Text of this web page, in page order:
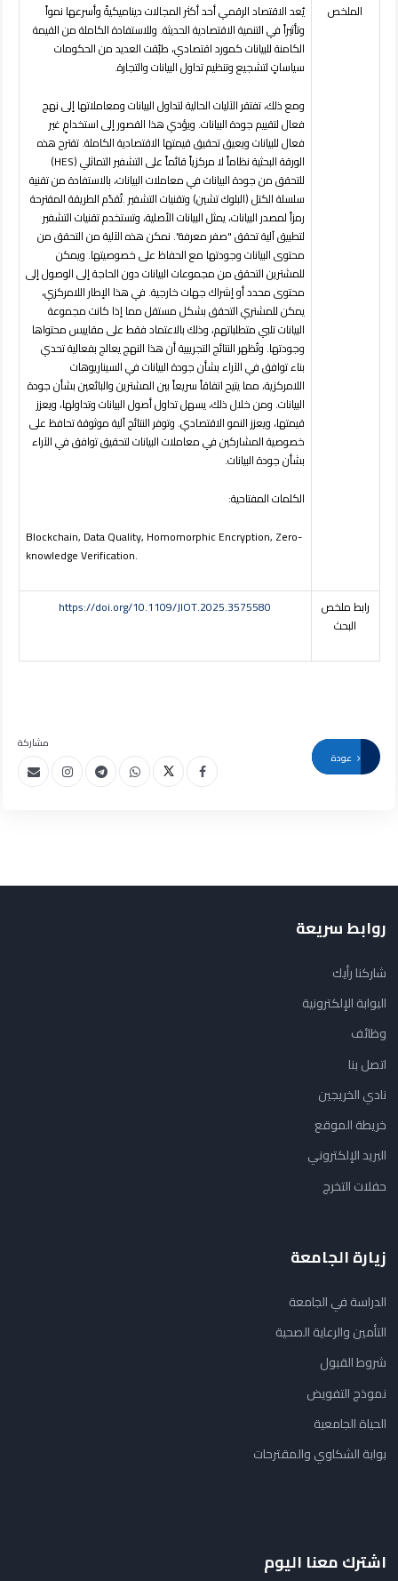
الملخص يُعدالاقتصادالرقميأحدأكثرالمجالاتديناميكيةًوأسرعها نمواً
وتأثيراًفيالتنميةالاقتصاديةالحديثة. وللاستفادةالكاملة منالقيمة
الكامنةللبياناتكمورداقتصادي،طبّقتالعديدمنالحكومات
سياساتٍلتشجيعوتنظيمتداولالبياناتوالتجارة.
ومعذلك،تفتقرالآلياتالحاليةلتداولالبياناتومعاملاتهاإلى نهج
فعال لتقييم جودة البيانات. ويؤدي هذا القصور إلى استخدامٍغير
فعالللبياناتويعيقتحقيققيمتها الاقتصاديةالكاملة.تقترحهذه
الورقةالبحثيةنظاماًلا مركزياً قائماً على التشفير التماثلي(HES)
للتحققمنجودةالبياناتفيمعاملاتالبيانات،بالاستفادةمنتقنية
سلسلةالكتل)البلوكتشين( وتقنياتالتشفير.تُقدّمالطريقةالمقترحة
رمزاً لمصدر البيانات، يمثل البيانات الأصلية، وتستخدم تقنيات التشفير
لتطبيق آلية تحقق "صفر معرفة". نمكن هذه الآلية من التحقق من
محتوى البيانات وجودتها مع الحفاظ على خصوصيتها. ويمكن
للمشترين التحقق من مجموعات البيانات دون الحاجة إلى الوصول إلى
محتوى محدد أو إشراك جهات خارجية. في هذا الإطار اللامركزي،
يمكن للمشتري التحقق بشكل مستقل مما إذا كانت مجموعة
البيانات تلبي متطلباتهم، وذلك بالاعتماد فقط على مقاييس محتواها
وجودتها. وتُظهر النتائج التجريبية أن هذا النهج يعالج بفعالية تحدي
بناء توافق في الآراء بشأن جودة البيانات في السيناريوهات
اللامركزية، مما يتيح اتفاقاً سريعاً بين المشترين والبائعين بشأن جودة
البيانات. ومن خلال ذلك، يسهل تداول أصول البيانات وتداولها، ويعزز
قيمتها، ويعزز النمو الاقتصادي. وتوفر النتائج آلية موثوقة تحافظ على
خصوصية المشاركين في معاملات البيانات لتحقيق توافق في الآراء
بشأن جودة البيانات.
الكلماتالمفتاحية:
Blockchain, Data Quality, Homomorphic Encryption, Zero-
knowledge Verification.
رابط ملخص
البحث
https://doi.org/10.1109/JIOT.2025.3575580
مشاركة
روابط سريعة
شاركنا رأيك
البوابة الإلكترونية
وظائف
اتصل بنا
نادي الخريجين
خريطة الموقع
البريد الإلكتروني
حفلات التخرج
زيارة الجامعة
الدراسة في الجامعة
التأمين والرعاية الصحية
شروط القبول
نموذج التفويض
الحياة الجامعية
بوابة الشكاوي والمقترحات
اشترك معنا اليوم